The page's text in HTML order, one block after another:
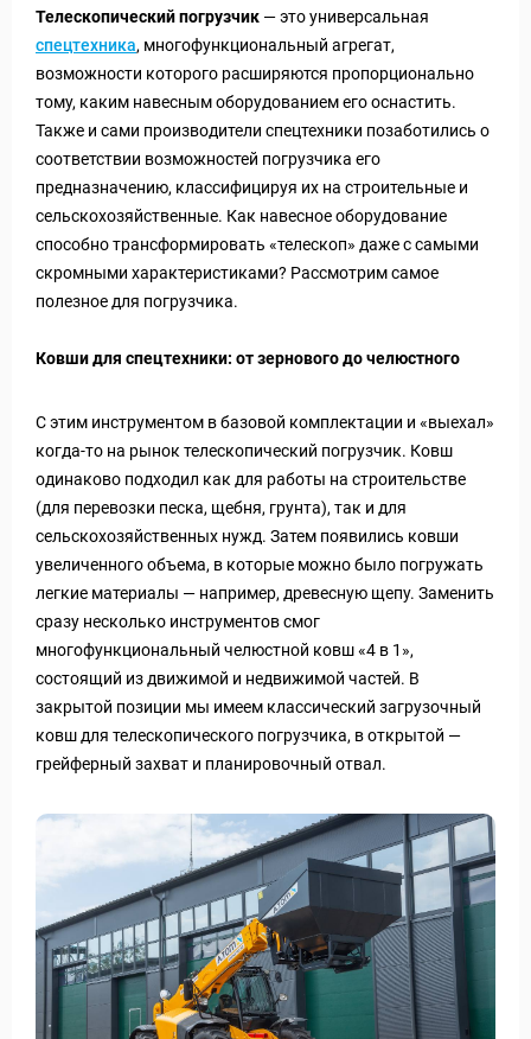
Телескопический погрузчик — это универсальная
спецтехника, многофункциональный агрегат,
возможности которого расширяются пропорционально
тому, каким навесным оборудованием его оснастить.
Также и сами производители спецтехники позаботились о
соответствии возможностей погрузчика его
предназначению, классифицируя их на строительные и
сельскохозяйственные. Как навесное оборудование
способно трансформировать «телескоп» даже с самыми
скромными характеристиками? Рассмотрим самое
полезное для погрузчика.
Ковши для спецтехники: от зернового до челюстного
С этим инструментом в базовой комплектации и «выехал»
когда-то на рынок телескопический погрузчик. Ковш
одинаково подходил как для работы на строительстве
(для перевозки песка, щебня, грунта), так и для
сельскохозяйственных нужд. Затем появились ковши
увеличенного объема, в которые можно было погружать
легкие материалы — например, древесную щепу. Заменить
сразу несколько инструментов смог
многофункциональный челюстной ковш «4 в 1»,
состоящий из движимой и недвижимой частей. В
закрытой позиции мы имеем классический загрузочный
ковш для телескопического погрузчика, в открытой —
грейферный захват и планировочный отвал.